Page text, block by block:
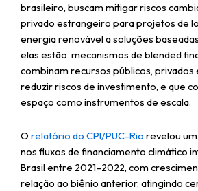
brasileiro, buscam mitigar riscos
privado estrangeiro para projetos de
energia renovável a soluções
elas estão mecanismos de blended
combinam recursos públicos,
reduzir riscos de investimento, e que
espaço como instrumentos de escala.
O relatório do CPI/PUC-Rio revelou
nos fluxos de financiamento climático
Brasil entre 2021–2022, com
relação ao biênio anterior, atingindo